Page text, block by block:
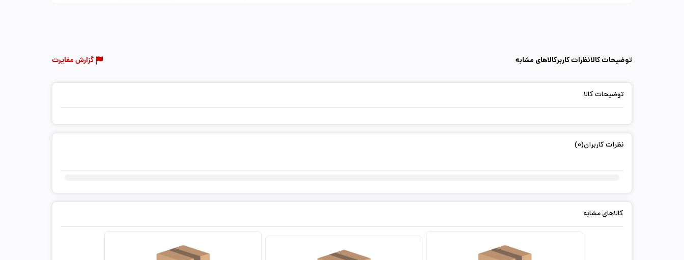
توضیحات کالانظرات کاربرکالاهای مشابه گزارش مغایرت
توضیحات کالا
نظرات کاربران(0)
کالاهای مشابه